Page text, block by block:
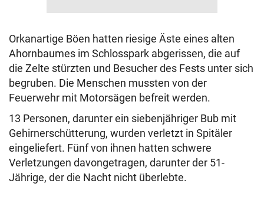
Orkanartige Böen hatten riesige Äste eines alten
Ahornbaumes im Schlosspark abgerissen, die auf
die Zelte stürzten und Besucher des Fests unter sich
begruben. Die Menschen mussten von der
Feuerwehr mit Motorsägen befreit werden.
13 Personen, darunter ein siebenjähriger Bub mit
Gehirnerschütterung, wurden verletzt in Spitäler
eingeliefert. Fünf von ihnen hatten schwere
Verletzungen davongetragen, darunter der 51-
Jährige, der die Nacht nicht überlebte.